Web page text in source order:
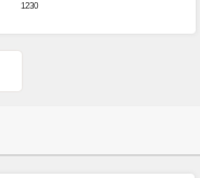
1230